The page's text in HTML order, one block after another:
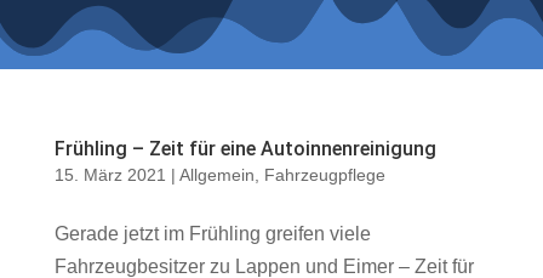
Frühling – Zeit für eine Autoinnenreinigung
15. März 2021 | Allgemein Fahrzeugpflege
Gerade jetzt im Frühling greifen viele
Fahrzeugbesitzer zu Lappen und Eimer – Zeit für